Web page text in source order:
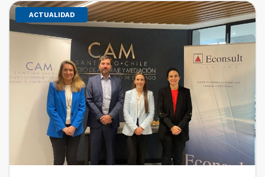
ACTUALIDAD